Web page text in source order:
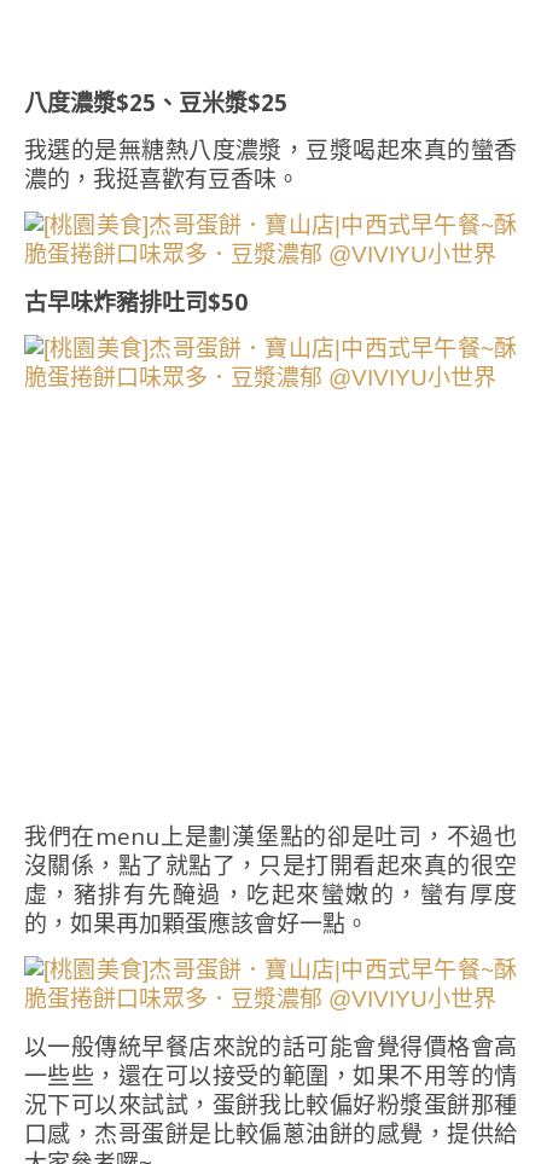
八度濃漿$25、豆米漿$25
我選的是無糖熱八度濃漿，豆漿喝起來真的蠻香
濃的，我挺喜歡有豆香味。
古早味炸豬排吐司$50
我們在menu上是劃漢堡點的卻是吐司，不過也
沒關係，點了就點了，只是打開看起來真的很空
虛，豬排有先醃過，吃起來蠻嫩的，蠻有厚度
的，如果再加顆蛋應該會好一點。
以一般傳統早餐店來說的話可能會覺得價格會高
一些些，還在可以接受的範圍，如果不用等的情
況下可以來試試，蛋餅我比較偏好粉漿蛋餅那種
口感，杰哥蛋餅是比較偏蔥油餅的感覺，提供給